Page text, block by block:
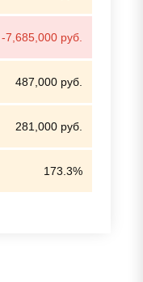
-7,685,000 руб.
487,000 руб.
281,000 руб.
173.3%